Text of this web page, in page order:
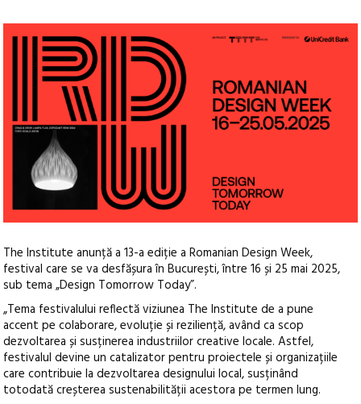
The Institute anunță a 13-a ediție a Romanian Design Week,
festival care se va desfășura în București, între 16 și 25 mai 2025,
sub tema „Design Tomorrow Today”.
„Tema festivalului reflectă viziunea The Institute de a pune
accent pe colaborare, evoluție și reziliență, având ca scop
dezvoltarea și susținerea industriilor creative locale. Astfel,
festivalul devine un catalizator pentru proiectele și organizațiile
care contribuie la dezvoltarea designului local, susținând
totodată creșterea sustenabilității acestora pe termen lung.